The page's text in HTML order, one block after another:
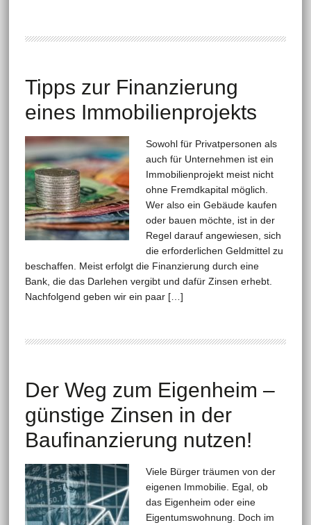
Tipps zur Finanzierung
eines Immobilienprojekts
Sowohl für Privatpersonen als
auch für Unternehmen ist ein
Immobilienprojekt meist nicht
ohne Fremdkapital möglich.
Wer also ein Gebäude kaufen
oder bauen möchte, ist in der
Regel darauf angewiesen, sich
die erforderlichen Geldmittel zu
beschaffen. Meist erfolgt die Finanzierung durch eine
Bank, die das Darlehen vergibt und dafür Zinsen erhebt.
Nachfolgend geben wir ein paar […]
Der Weg zum Eigenheim –
günstige Zinsen in der
Baufinanzierung nutzen!
Viele Bürger träumen von der
eigenen Immobilie. Egal, ob
das Eigenheim oder eine
Eigentumswohnung. Doch im